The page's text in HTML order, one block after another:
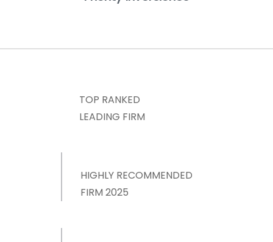
TOP RANKED
LEADING FIRM
HIGHLY RECOMMENDED
FIRM 2025